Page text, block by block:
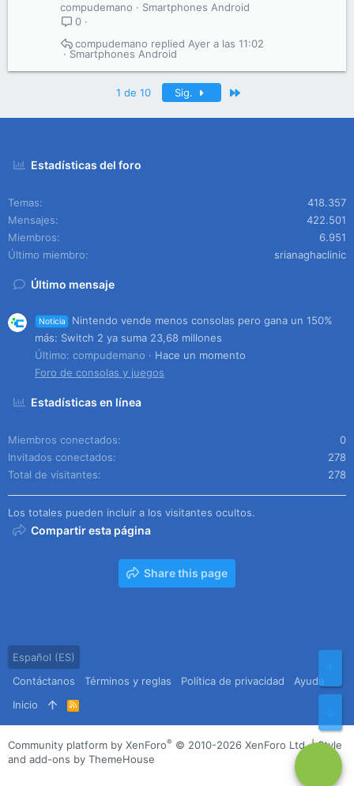
compudemano
Smartphones Android
0
Smartphones Android
Ayer a las 11:02
compudemano
1 de 10 Sig.
Estadísticas del foro
Temas
418.357
Mensajes
422.501
Miembros
6.951
Último miembro
srianaghaclinic
Último mensaje
Noticia
Nintendo vende menos consolas pero gana un 150%
más: Switch 2 ya suma 23,68 millones
Último: compudemano
Hace un momento
Foro de consolas y juegos
Estadísticas en línea
Miembros conectados
0
Invitados conectados
278
Total de visitantes
278
Los totales pueden incluir a los visitantes ocultos.
Compartir esta página
Share this page
Español (ES)
Contáctanos
Términos y reglas Política de privacidad
Ayuda
Inicio
R
S
S
Community platform by XenForo® © 2010-2026 XenForo Ltd. |Style
and add-ons by ThemeHouse